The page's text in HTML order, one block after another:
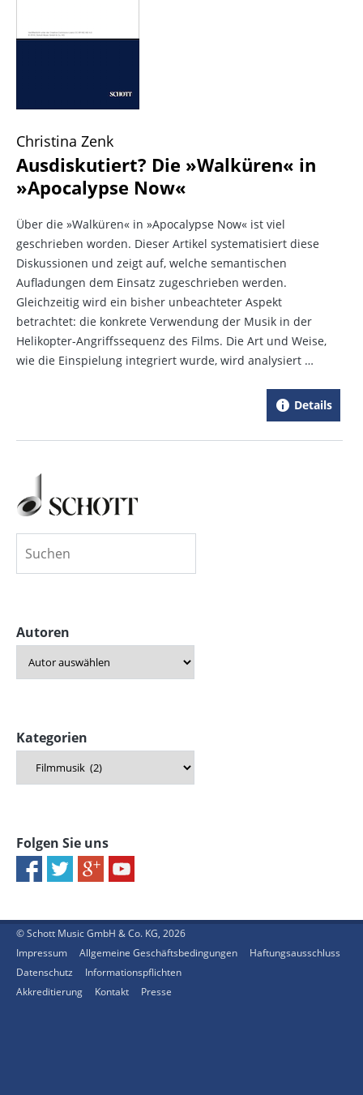
Christina Zenk
Ausdiskutiert? Die »Walküren« in
»Apocalypse Now«
Über die »Walküren« in »Apocalypse Now« ist viel
geschrieben worden. Dieser Artikel systematisiert diese
Diskussionen und zeigt auf, welche semantischen
Aufladungen dem Einsatz zugeschrieben werden.
Gleichzeitig wird ein bisher unbeachteter Aspekt
betrachtet: die konkrete Verwendung der Musik in der
Helikopter-Angriffssequenz des Films. Die Art und Weise,
wie die Einspielung integriert wurde, wird analysiert …
Details
Autoren
Kategorien
Folgen Sie uns
© Schott Music GmbH & Co. KG, 2026
Impressum
Allgemeine Geschäftsbedingungen
Haftungsausschluss
Datenschutz
Informationspflichten
Akkreditierung
Kontakt Presse